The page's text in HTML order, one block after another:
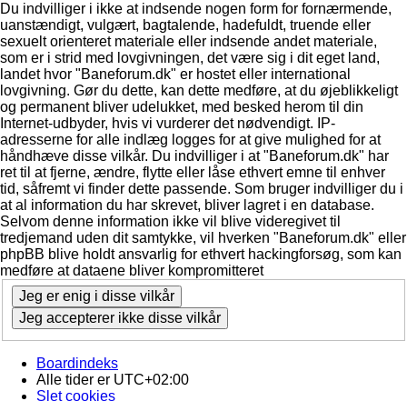
Du indvilliger i ikke at indsende nogen form for fornærmende,
uanstændigt, vulgært, bagtalende, hadefuldt, truende eller
sexuelt orienteret materiale eller indsende andet materiale,
som er i strid med lovgivningen, det være sig i dit eget land,
landet hvor "Baneforum.dk" er hostet eller international
lovgivning. Gør du dette, kan dette medføre, at du øjeblikkeligt
og permanent bliver udelukket, med besked herom til din
Internet-udbyder, hvis vi vurderer det nødvendigt. IP-
adresserne for alle indlæg logges for at give mulighed for at
håndhæve disse vilkår. Du indvilliger i at "Baneforum.dk" har
ret til at fjerne, ændre, flytte eller låse ethvert emne til enhver
tid, såfremt vi finder dette passende. Som bruger indvilliger du i
at al information du har skrevet, bliver lagret i en database.
Selvom denne information ikke vil blive videregivet til
tredjemand uden dit samtykke, vil hverken "Baneforum.dk" eller
phpBB blive holdt ansvarlig for ethvert hackingforsøg, som kan
medføre at dataene bliver kompromitteret
Boardindeks
Alle tider er UTC+02:00
Slet cookies